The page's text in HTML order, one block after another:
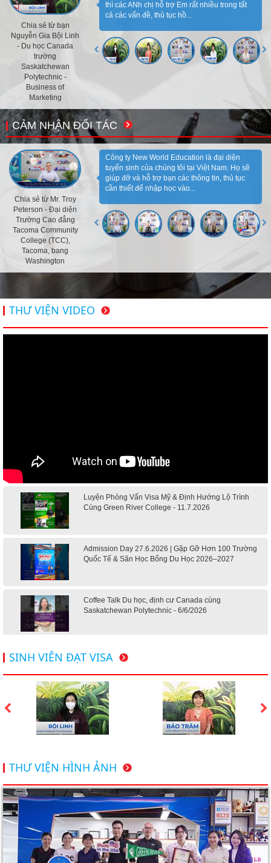
Chia sẻ từ bạn
Nguyễn Gia Bội Linh
- Du học Canada
trường
Saskatchewan
Polytechnic -
Business of
Marketing
thì các ANh chị hỗ trợ Em rất nhiều trong tất
cả các vấn đề, thủ tục hồ...
CẢM NHẬN ĐỐI TÁC
Chia sẻ từ Mr. Troy
Peterson - Đại diện
Trường Cao đẳng
Tacoma Community
College (TCC),
Tacoma, bang
Washington
Công ty New World Education là đại diện
tuyển sinh của chúng tôi tại Việt Nam. Họ sẽ
giúp đỡ và hỗ trợ bạn các thông tin, thủ tục
cần thiết để nhập học vào...
THƯ VIỆN VIDEO
Luyện Phỏng Vấn Visa Mỹ & Định Hướng Lộ Trình
Cùng Green River College - 11.7.2026
Admission Day 27.6.2026 | Gặp Gỡ Hơn 100 Trường
Quốc Tế & Săn Học Bổng Du Học 2026–2027
Coffee Talk Du học, định cư Canada cùng
Saskatchewan Polytechnic - 6/6/2026
Hội thảo du học Mỹ 18.4.2026 - Đại học Mỹ học phí
dưới 20k/ năm
Du học Mỹ 2026 - Lấy bằng cử nhân lúc 20 tuổi cùng
chương trình High School Completion, Washington
bạn khám phá
Du học Mỹ năm 2026: Cơ hội học tập và trải nghiệm tại
nền giáo dục hàng đầu
TƯ VẤN DU HỌC TOÀN DIỆN – BƯỚC ĐỆM VỮNG
SINH VIÊN ĐẠT VISA
THƯ VIỆN HÌNH ẢNH